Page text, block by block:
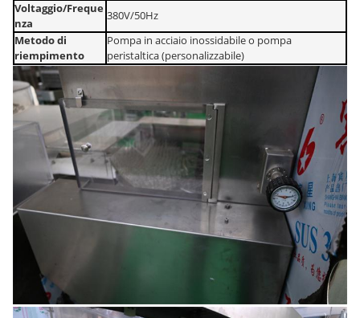
Voltaggio/Freque
nza
380V/50Hz
Metodo di
riempimento
Pompa in acciaio inossidabile o pompa
peristaltica (personalizzabile)